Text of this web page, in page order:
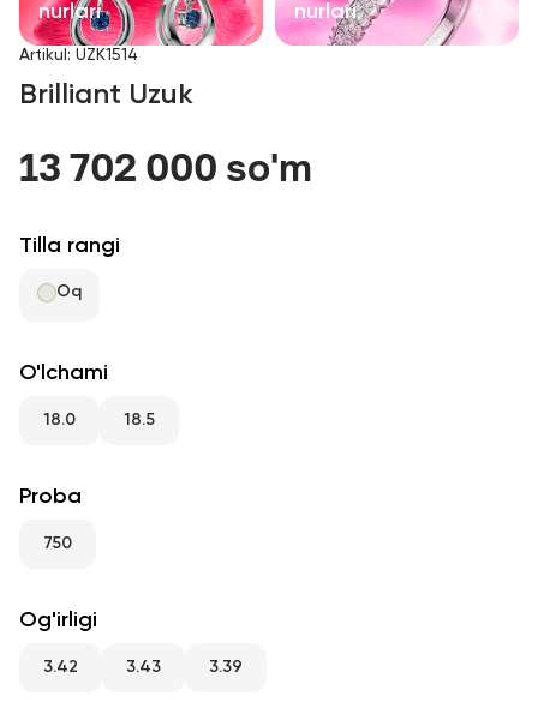
Barcha
Biz haqimizda
Do'kon topish
Sevimli
+998 71 205 22 22
nurlari
nurlari
Artikul : UZK1514
Brilliant Uzuk
13 702 000 so'm
Tilla rangi
Oq
O'lchami
18.0 18.5
Proba
750
Og'irligi
3.42 3.43 3.39